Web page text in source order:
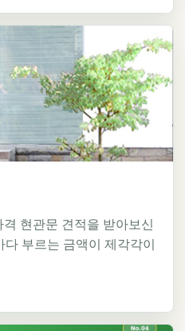
격 현관문 견적을 받아보신
부르는 금액이 제각각이